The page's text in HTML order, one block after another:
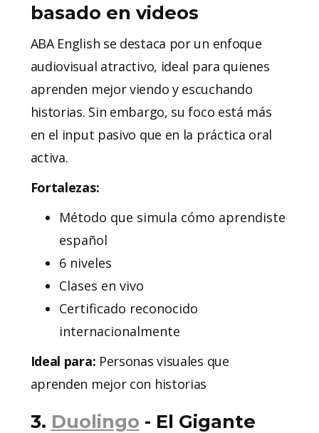
basado en videos
ABA English se destaca por un enfoque
audiovisual atractivo, ideal para quienes
aprenden mejor viendo y escuchando
historias. Sin embargo, su foco está más
en el input pasivo que en la práctica oral
activa.
Fortalezas:
Método que simula cómo aprendiste
español
6 niveles
Clases en vivo
Certificado reconocido
internacionalmente
Ideal para: Personas visuales que
aprenden mejor con historias
3. Duolingo - El Gigante